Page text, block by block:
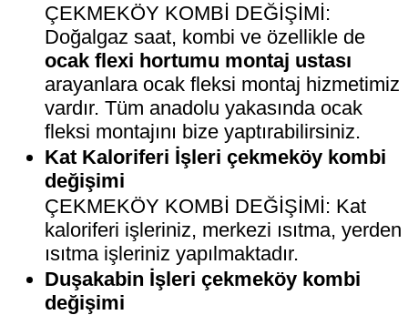
ÇEKMEKÖY KOMBİ DEĞİŞİMİ:
Doğalgaz saat, kombi ve özellikle de
ocak flexi hortumu montaj ustası
arayanlara ocak fleksi montaj hizmetimiz
vardır. Tüm anadolu yakasında ocak
fleksi montajını bize yaptırabilirsiniz.
Kat Kaloriferi İşleri çekmeköy kombi
değişimi
ÇEKMEKÖY KOMBİ DEĞİŞİMİ: Kat
kaloriferi işleriniz, merkezi ısıtma, yerden
ısıtma işleriniz yapılmaktadır.
Duşakabin İşleri çekmeköy kombi
değişimi